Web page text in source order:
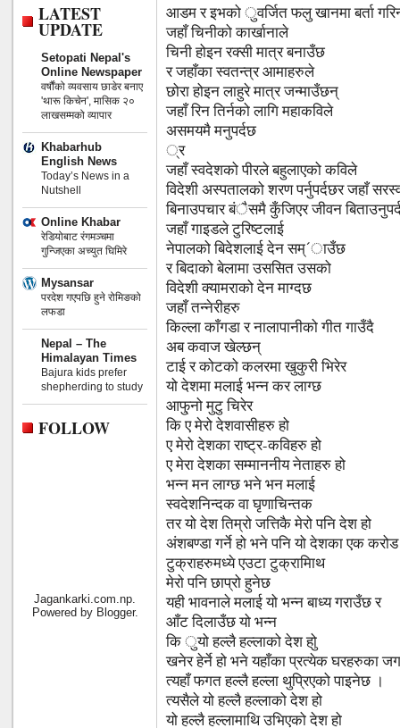
LATEST
UPDATE
Setopati Nepal's
Online Newspaper
वर्षौंको व्यवसाय छाडेर बनाए
'थारू किचेन', मासिक २०
लाखसम्मको व्यापार
Khabarhub
English News
Today’s News in a
Nutshell
Online Khabar
रेडियोबाट रंगमञ्चमा
गुन्जिएका अच्युत घिमिरे
Mysansar
परदेश गएपछि हुने रोमिङको
लफडा
Nepal – The
Himalayan Times
Bajura kids prefer
shepherding to study
FOLLOW
Jagankarki.com.np.
Powered by Blogger.
आडम र इभको ुवर्जित फलु खानमा बर्ता
जहाँ चिनीको कार्खानाले
चिनी होइन रक्सी मात्र बनाउँछ
र जहाँका स्वतन्त्र आमाहरुले
छोरा होइन लाहुरे मात्र जन्माउँछन्
जहाँ रिन तिर्नको लागि महाकविले
असमयमै मनुपर्दछ
्र
जहाँ स्वदेशको पीरले बहुलाएको कविले
विदेशी अस्पतालको शरण पर्नुपर्दछर जहाँ
बिनाउपचार बंैसमै कुँजिएर जीवन
जहाँ गाइडले टुरिष्टलाई
नेपालको बिदेशलाई देन सम्´ाउँछ
र बिदाको बेलामा उससित उसको
विदेशी क्यामराको देन माग्दछ
जहाँ तन्नेरीहरु
किल्ला काँगडा र नालापानीको गीत गाउँदै
अब कवाज खेल्छन्
टाई र कोटको कलरमा खुकुरी भिरेर
यो देशमा मलाई भन्न कर लाग्छ
आफु्नो मुटु चिरेर
कि ए मेरो देशवासीहरु हो
ए मेरो देशका राष्ट्र-कविहरु हो
ए मेरा देशका सम्माननीय नेताहरु हो
भन्न मन लाग्छ भने भन मलाई
स्वदेशनिन्दक वा घृणाचिन्तक
तर यो देश तिम्रो जत्तिकै मेरो पनि देश हो
अंशबण्डा गर्ने हो भने पनि यो देशका एक करोड
टुक्राहरुमध्ये एउटा टुक्रामािथ
मेरो पनि छाप्रो हुनेछ
यही भावनाले मलाई यो भन्न बाध्य गराउँछ र
आँट दिलाउँछ यो भन्न
कि ुयो हल्लै हल्लाको देश होु
खनेर हेर्ने हो भने यहाँका प्रत्येक घरहरुका
त्यहाँ फगत हल्लै हल्ला थुपि्रएको पाइनेछ ।
त्यसैले यो हल्लै हल्लाको देश हो
यो हल्लै हल्लामाथि उभिएको देश हो